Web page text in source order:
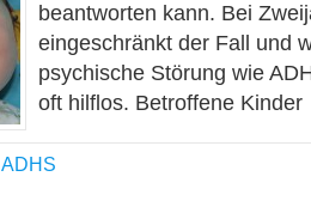
beantworten kann. Bei
eingeschränkt der Fall und
psychische Störung wie
oft hilflos. Betroffene
ADHS